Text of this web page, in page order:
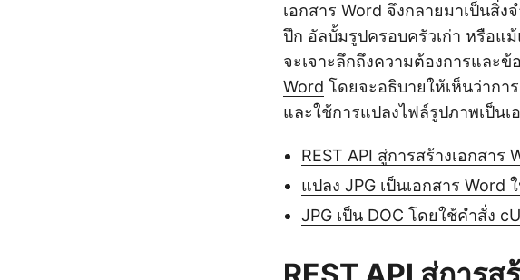
เอกสาร Word จึงกลายมาเป็นสิ่
ปึก อัลบั้มรูปครอบครัวเก่า หรือแ
จะเจาะลึกถึงความต้องการและ
Word โดยจะอธิบายให้เห็นว่าก
และใช้การแปลงไฟล์รูปภาพเป็นเ
REST API สู่การสร้างเอกสาร
แปลง JPG เป็นเอกสาร Word
JPG เป็น DOC โดยใช้คำสั่ง